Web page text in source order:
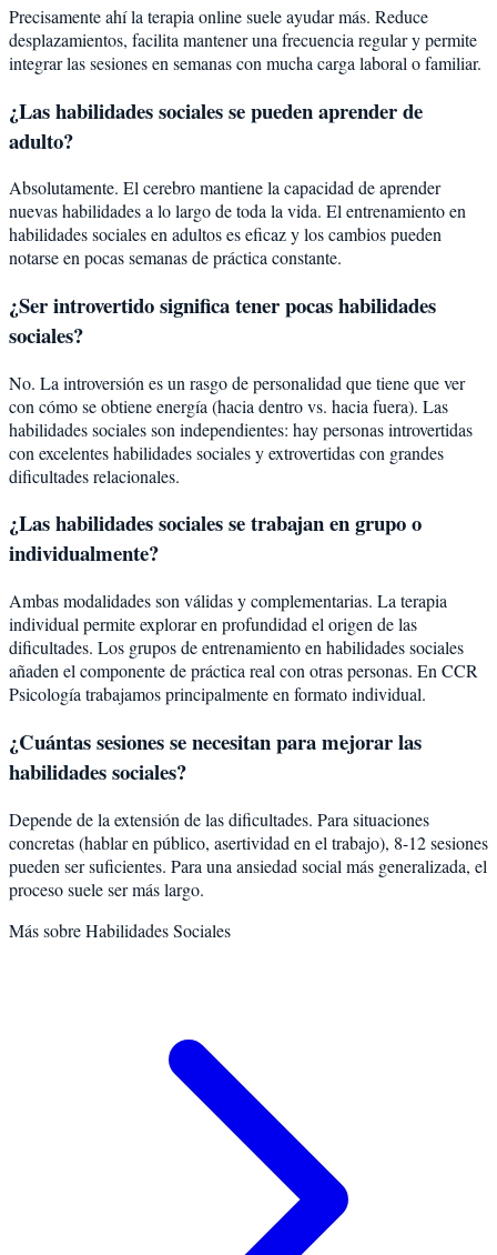
Precisamente ahí la terapia online suele ayudar más. Reduce
desplazamientos, facilita mantener una frecuencia regular y permite
integrar las sesiones en semanas con mucha carga laboral o familiar.
¿Las habilidades sociales se pueden aprender de
adulto?
Absolutamente. El cerebro mantiene la capacidad de aprender
nuevas habilidades a lo largo de toda la vida. El entrenamiento en
habilidades sociales en adultos es eficaz y los cambios pueden
notarse en pocas semanas de práctica constante.
¿Ser introvertido significa tener pocas habilidades
sociales?
No. La introversión es un rasgo de personalidad que tiene que ver
con cómo se obtiene energía (hacia dentro vs. hacia fuera). Las
habilidades sociales son independientes: hay personas introvertidas
con excelentes habilidades sociales y extrovertidas con grandes
dificultades relacionales.
¿Las habilidades sociales se trabajan en grupo o
individualmente?
Ambas modalidades son válidas y complementarias. La terapia
individual permite explorar en profundidad el origen de las
dificultades. Los grupos de entrenamiento en habilidades sociales
añaden el componente de práctica real con otras personas. En CCR
Psicología trabajamos principalmente en formato individual.
¿Cuántas sesiones se necesitan para mejorar las
habilidades sociales?
Depende de la extensión de las dificultades. Para situaciones
concretas (hablar en público, asertividad en el trabajo), 8-12 sesiones
pueden ser suficientes. Para una ansiedad social más generalizada, el
proceso suele ser más largo.
Más sobreHabilidades Sociales